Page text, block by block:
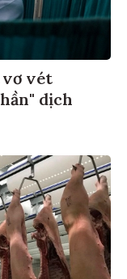
vơ vét
dịch